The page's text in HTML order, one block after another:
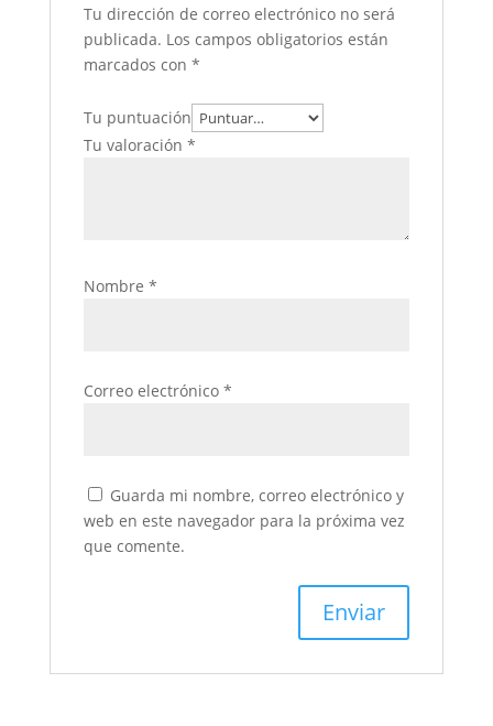
Tu dirección de correo electrónico no será
publicada. Los campos obligatorios están
marcados con *
Tu puntuación
Tu valoración *
Nombre *
Correo electrónico *
Guarda mi nombre, correo electrónico y
web en este navegador para la próxima vez
que comente.